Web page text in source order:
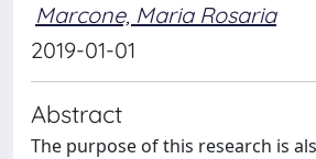
Marcone, Maria Rosaria
2019-01-01
Abstract
The purpose of this research is